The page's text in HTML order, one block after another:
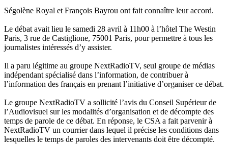
Ségolène Royal et François Bayrou ont fait connaître leur accord.
Le débat avait lieu le samedi 28 avril à 11h00 à l’hôtel The Westin
Paris, 3 rue de Castiglione, 75001 Paris, pour permettre à tous les
journalistes intéressés d’y assister.
Il a paru légitime au groupe NextRadioTV, seul groupe de médias
indépendant spécialisé dans l’information, de contribuer à
l’information des français en prenant l’initiative d’organiser ce débat.
Le groupe NextRadioTV a sollicité l’avis du Conseil Supérieur de
l’Audiovisuel sur les modalités d’organisation et de décompte des
temps de parole de ce débat. En réponse, le CSA a fait parvenir à
NextRadioTV un courrier dans lequel il précise les conditions dans
lesquelles le temps de paroles des intervenants doit être décompté.